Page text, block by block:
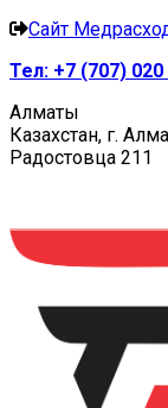
Сайт
Тел: +7 (707) 020
Алматы
Казахстан, г.
Радостовца 211